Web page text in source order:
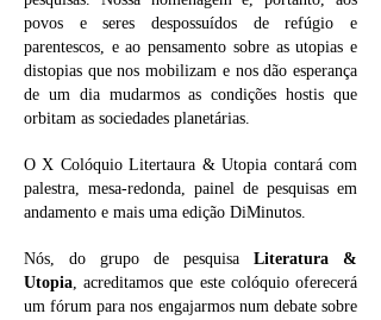
povos e seres despossuídos de refúgio e
parentescos, e ao pensamento sobre as utopias e
distopias que nos mobilizam e nos dão esperança
de um dia mudarmos as condições hostis que
orbitam as sociedades planetárias.
O X Colóquio Litertaura & Utopia contará com
palestra, mesa-redonda, painel de pesquisas em
andamento e mais uma edição DiMinutos.
Nós, do grupo de pesquisa Literatura &
Utopia, acreditamos que este colóquio oferecerá
um fórum para nos engajarmos num debate sobre